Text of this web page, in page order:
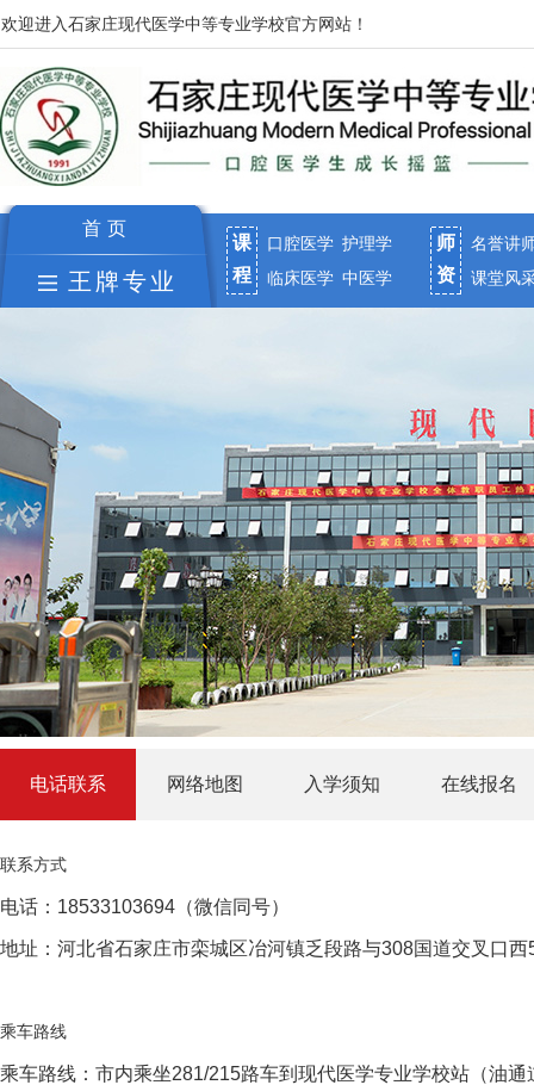
欢迎进入石家庄现代医学中等专业学校官方网站！
首页
王牌专业
课
程
口腔医学 护理学
临床医学 中医学
师
资
名誉讲
课堂风
电话联系 网络地图 入学须知 在线报名
联系方式
电话：18533103694（微信同号）
地址：河北省石家庄市栾城区冶河镇乏段路与308国道交叉口西
乘车路线
乘车路线：市内乘坐281/215路车到现代医学专业学校站（油通